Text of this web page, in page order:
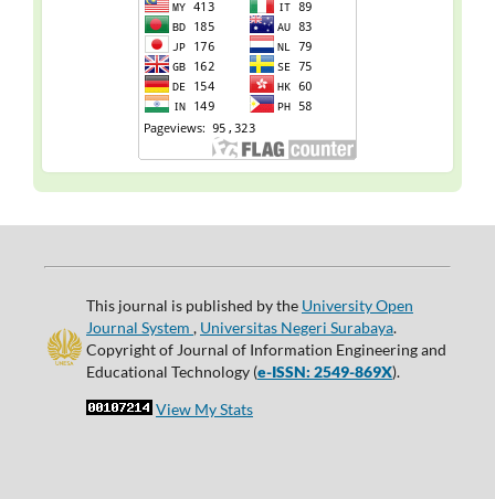
This journal is published by the University Open
Journal System , Universitas Negeri Surabaya.
Copyright of Journal of Information Engineering and
Educational Technology (e-ISSN: 2549-869X).
View My Stats